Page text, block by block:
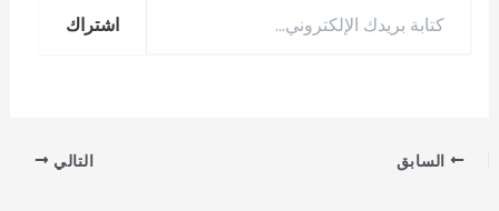
اشتراك
السابق التالي